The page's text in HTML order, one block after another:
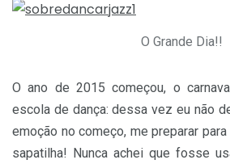
O Grande Dia!!
O ano de 2015 começou, o
escola de dança: dessa vez eu não
emoção no começo, me preparar
sapatilha! Nunca achei que fosse